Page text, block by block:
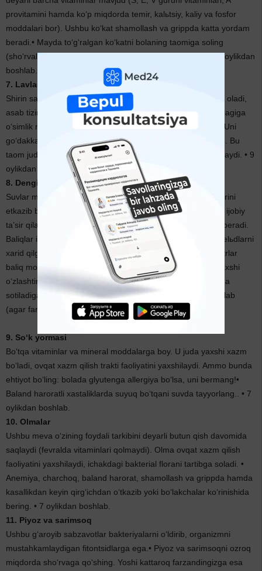
provitamini hamda ko‘p miqdorda temir, kalьtsiy, kaliy va fosfor
moddalari bor). Ushbu ko‘kat shamollash va grippda katta yordam
beradi.• Mayda to‘g‘ralgan ko‘katni bolaning taomiga soling
(sho‘rvalar, ragu, teftelь, sabzavotli pyure). • Sho‘rvaga – 7 oylikdan
boshlab.• Buterbrodlarga – bir yoshdan keyin.
7. Lavlagi
Shirin sabzavot yallig‘lanishni davolaydi, anemiyaning oldini oladi,
asab tizimi faoliyatini yaxshilaydi. Suvda pishirib olingan lavlagiga
o‘simlik moyi qo‘shib tayyorlangan salat ishtahani ochadi. • Uni
go‘dakka kasal paytida bering (ayniqsa tomog‘i og‘riganida). Bu
taom juda engil hazm bo‘ladi va yutganida tomog‘ini og‘ritmaydi. • 9
oylikdan boshlab.
8. Dengiz balig‘i
Suvlar malikasi bola organizmiga to‘yinmagan yog‘ kislotalarini
etkazib beradi. Ular bolaning asab tizimi va miya faoliyatiga ijobiy
ta’sir qiladi hamda immunitet mustahkamlanishiga yordam beradi.
Baliqlar ichida lososь, forelь, paltus, treska, skumbriya va selьdlarni
xarid qilgan ma’qul. • Immunitetni kuchaytirish uchun pediatrlar
baliq moyini tavsiya etishadi. Shuningdek unda kalьtsiyni yaxshi
o‘zlashtirishda zarur bo‘ladigan D vitamini ko‘p. Kapsulalarda
sotiladigan baliq moyini berish qulayroq. • 10 oylikdan boshlab
(agar farzandingizda allergiya bo‘lmasa).
9. So‘k yormasi
Bo‘tqa vitaminlar va mineral moddalarga boy. U juda yaxshi xazm
bo‘ladi, ovqat xazm qilish trakti faoliyatini yaxshilaydi. Ammo bunda
ehtiyot bo‘ling: bolada glyutenga allergiya bo‘lsa, uni bermang!•
Baland haroratli xastaliklarda suyuq bo‘tqani suvda tayyorlang.. • 7
oylikdan boshlab.
10. Olmalar
Ushbu meva o‘zining foydali tarkibini deyarli butun qish davomida
saqlaydi (fevralda vitaminlari qolmaydi). Olma ovqat xazm qilish
faoliyatini yaxshilaydi, ichakdagi bakterial florani tartibga soladi. •
Anemiya, charchoq, baland harorat, shamollash va grippda hamda
kasallikdan keyin qirg‘ichdan o‘tkazib yoki bo‘lakchalar ko‘rinishida
bering. • 7 oylikdan boshlab.
11. Piyoz va sarimsoq
Ushbu g‘aroyib sabzavotlar bakteriyalarni o‘ldirib, organizmni
mustahkamlaydigan fitontsidlarga ega.• Piyoz va sarimsoqni ozroq
miqdorda sho‘rvaga qo‘shing. Yoshi kattaroq farzandingizga esa